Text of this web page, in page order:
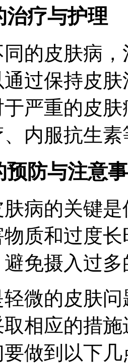
治疗与护理
皮肤病，
通过保持皮
严重的皮
内服抗生
预防与注意
的关键是
质和过度
免摄入过
的皮肤问
相应的措
做到以下几